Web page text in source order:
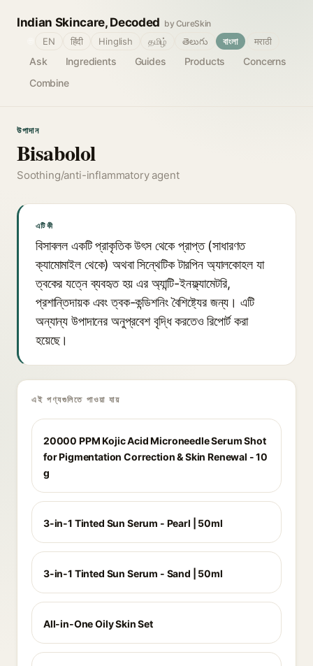
Indian Skincare, Decoded by CureSkin
Ask Ingredients Guides Products
Concerns
Combine
EN हिंदी Hinglish தமிழ் తెలుగు বাংলা मराठी
উপাদান
Bisabolol
Soothing/anti-inflammatory agent
এটি কী
বিসাবলল একটি প্রাকৃতিক উৎস থেকে প্রাপ্ত (সাধারণত
ক্যামোমাইল থেকে) অথবা সিন্থেটিক টারপিন অ্যালকোহল যা
ত্বকের যত্নে ব্যবহৃত হয় এর অ্যান্টি-ইনফ্ল্যামেটরি,
প্রশান্তিদায়ক এবং ত্বক-কন্ডিশনিং বৈশিষ্ট্যের জন্য। এটি
অন্যান্য উপাদানের অনুপ্রবেশ বৃদ্ধি করতেও রিপোর্ট করা
হয়েছে।
এই পণ্যগুলিতে পাওয়া যায়
20000 PPM Kojic Acid Microneedle Serum Shot
for Pigmentation Correction & Skin Renewal - 10
g
3-in-1 Tinted Sun Serum - Pearl | 50ml
3-in-1 Tinted Sun Serum - Sand | 50ml
All-in-One Oily Skin Set